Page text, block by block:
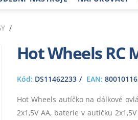
Hot Wheels RC
Kód: DS11462233 EAN:
Hot Wheels autíčko na dálkové
2x1,5V AA, baterie v autíčku